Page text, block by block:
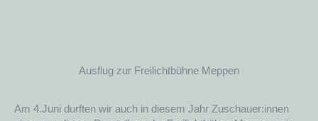
Ausflug zur Freilichtbühne Meppen
Am 4.Juni durften wir auch in diesem Jahr Zuschauer:innen